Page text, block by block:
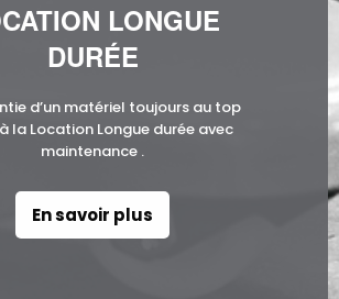
LONGUE
DURÉE
d’un matériel toujours au top
la Location Longue durée avec
maintenance .
En savoir plus